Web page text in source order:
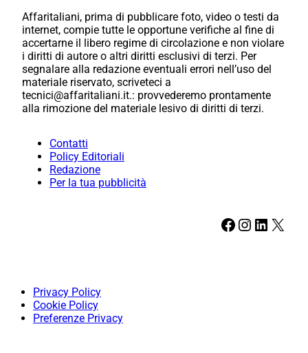
Affaritaliani, prima di pubblicare foto, video o testi da
internet, compie tutte le opportune verifiche al fine di
accertarne il libero regime di circolazione e non violare
i diritti di autore o altri diritti esclusivi di terzi. Per
segnalare alla redazione eventuali errori nell’uso del
materiale riservato, scriveteci a
tecnici@affaritaliani.it.: provvederemo prontamente
alla rimozione del materiale lesivo di diritti di terzi.
Contatti
Policy Editoriali
Redazione
Per la tua pubblicità
Facebook Instagram LinkedIn X
Privacy Policy
Cookie Policy
Preferenze Privacy